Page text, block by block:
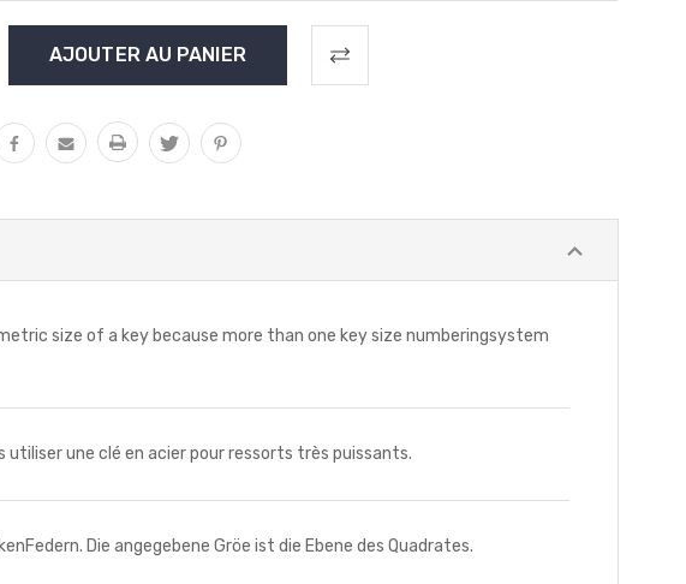
size of a key because more than one key size numberingsystem
utiliser une clé en acier pour ressorts très puissants.
Die angegebene Gröe ist die Ebene des Quadrates.